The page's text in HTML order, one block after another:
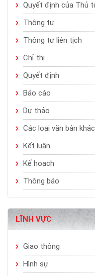
Quyết định của Thủ
Thông tư
Thông tư liên tịch
Chỉ thị
Quyết định
Báo cáo
Dự thảo
Các loại văn bản khác
Kết luận
Kế hoạch
Thông báo
LĨNH VỰC
Giao thông
Hình sự